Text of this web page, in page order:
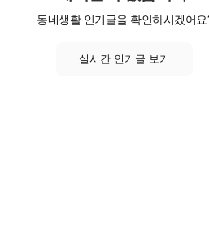
동네생활 인기글을 확인하시겠어요
실시간 인기글 보기